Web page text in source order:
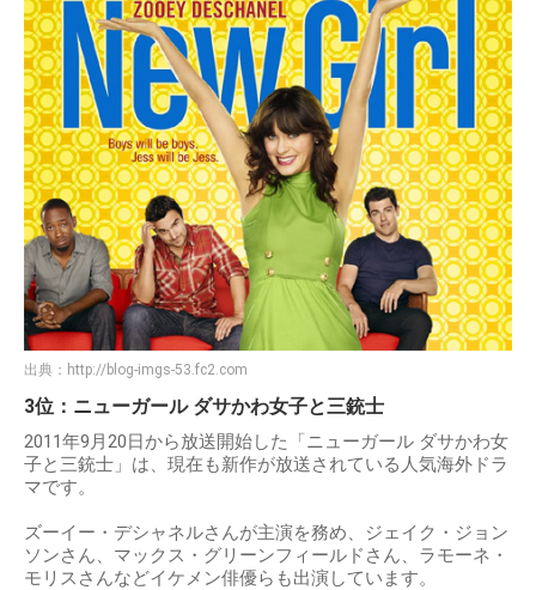
出典： http://blog-imgs-53.fc2.com
3位：ニューガール ダサかわ女子と三銃士
2011年9月20日から放送開始した「ニューガール ダサかわ女
子と三銃士」は、現在も新作が放送されている人気海外ドラ
マです。
ズーイー・デシャネルさんが主演を務め、ジェイク・ジョン
ソンさん、マックス・グリーンフィールドさん、ラモーネ・
モリスさんなどイケメン俳優らも出演しています。